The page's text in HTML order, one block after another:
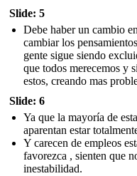
Slide: 5
Debe haber un cambio
cambiar los
gente sigue siendo
que todos merecemos y
estos, creando mas
Slide: 6
Ya que la mayoría de
aparentan estar
Y carecen de empleos
favorezca , sienten que
inestabilidad.